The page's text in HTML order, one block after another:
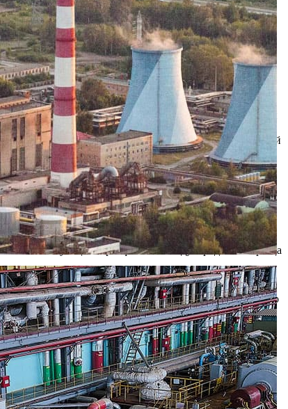
экологический
Регистр», получила сертификат соответствия
Богданов на пресс-конференции в среду, 30 июня.
Природоохранная деятельность на станции
службой предприятия и привлеченными
относилась к проведению природоохранной
включала три этапа — предварительный аудит, анализ
среды при производстве электрической и тепловой
в Рязани».
обучение всего персонала станции основным
Кроме того, специалистами Русского Регистра
сертификаты международного образца
международного стандарта ИСО 14001:2004. В
является членом IQNet (Международная Сеть по
«Русский Регистр» является признанным
отличаются высоким профессионализмом,
строятся новые природоохранные объекты.
новому оборудованию — прибору «Флюорат» их
что в ней практически нет нефтепродуктов. Их
ТЭЦ вот уже несколько лет появляются дикие